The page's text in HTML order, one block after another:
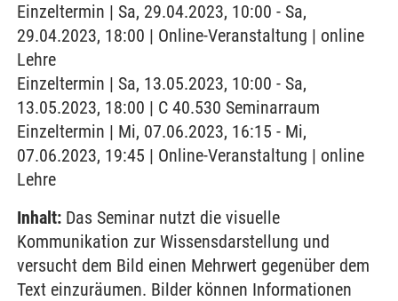
Einzeltermin | Sa, 29.04.2023, 10:00 - Sa,
29.04.2023, 18:00 | Online-Veranstaltung | online
Lehre
Einzeltermin | Sa, 13.05.2023, 10:00 - Sa,
13.05.2023, 18:00 | C 40.530 Seminarraum
Einzeltermin | Mi, 07.06.2023, 16:15 - Mi,
07.06.2023, 19:45 | Online-Veranstaltung | online
Lehre
Inhalt: Das Seminar nutzt die visuelle
Kommunikation zur Wissensdarstellung und
versucht dem Bild einen Mehrwert gegenüber dem
Text einzuräumen. Bilder können Informationen